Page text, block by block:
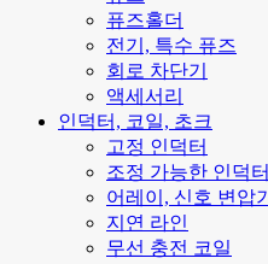
퓨즈홀더
전기, 특수 퓨즈
회로 차단기
액세서리
인덕터, 코일, 초크
고정 인덕터
조정 가능한 인덕터
어레이, 신호 변압기
지연 라인
무선 충전 코일